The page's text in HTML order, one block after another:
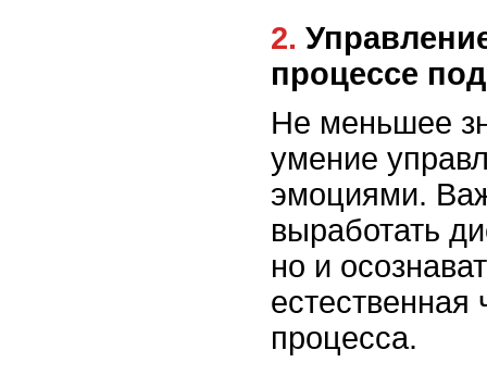
2. Управление эмоциями в
процессе
Не меньшее
умение
эмоциями.
выработать
но и
естественная
процесса.